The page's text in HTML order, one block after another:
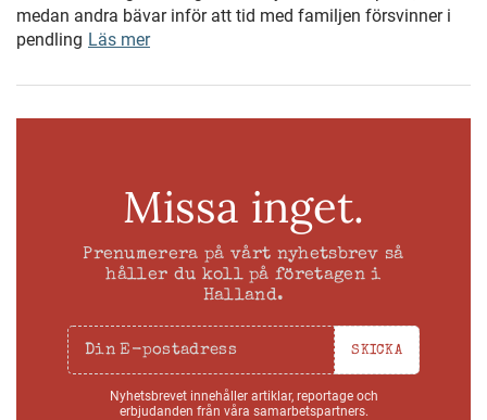
medan andra bävar inför att tid med familjen försvinner i
pendling Läs mer
Missa inget.
Prenumerera på vårt nyhetsbrev så
håller du koll på företagen i
Halland.
SKICKA
Nyhetsbrevet innehåller artiklar, reportage och
erbjudanden från våra samarbetspartners.